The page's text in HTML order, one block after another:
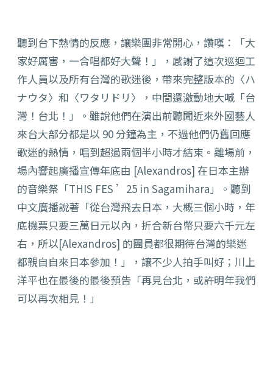
聽到台下熱情的反應，讓樂團非常開心，讚嘆：「大
家好厲害，一合唱都好大聲！」，感謝了這次巡迴工
作人員以及所有台灣的歌迷後，帶來完整版本的〈ハ
ナウタ〉和〈ワタリドリ〉，中間還激動地大喊「台
灣！台北！」。雖說他們在演出前聽聞近來外國藝人
來台大部分都是以 90 分鐘為主，不過他們仍舊回應
歌迷的熱情，唱到超過兩個半小時才結束。離場前，
場內響起廣播宣傳年底由 [Alexandros] 在日本主辦
的音樂祭「THIS FES ’25 in Sagamihara」。聽到
中文廣播說著「從台灣飛去日本，大概三個小時，年
底機票只要三萬日元以內，折合新台幣只要六千元左
右，所以[Alexandros] 的團員都很期待台灣的樂迷
都親自自來日本參加！」，讓不少人拍手叫好；川上
洋平也在最後的最後預告「再見台北，或許明年我們
可以再次相見！」